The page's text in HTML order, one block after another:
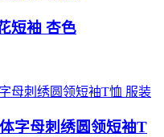
短袖 杏色
服装
字母刺绣圆领短袖T